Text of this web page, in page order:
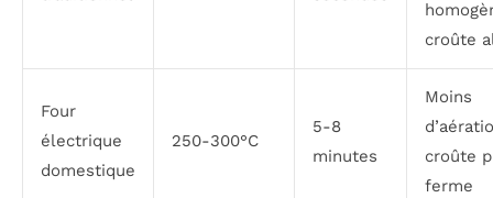
croûte
Four
électrique
domestique
250-300°C
5-8
minutes
Moins
croûte
ferme